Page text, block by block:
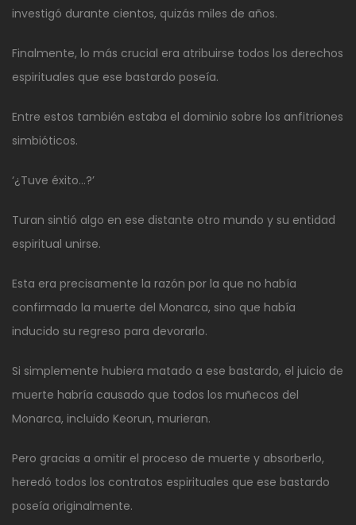
investigó durante cientos, quizás miles de años.
Finalmente, lo más crucial era atribuirse todos los derechos
espirituales que ese bastardo poseía.
Entre estos también estaba el dominio sobre los anfitriones
simbióticos.
‘¿Tuve éxito…?’
Turan sintió algo en ese distante otro mundo y su entidad
espiritual unirse.
Esta era precisamente la razón por la que no había
confirmado la muerte del Monarca, sino que había
inducido su regreso para devorarlo.
Si simplemente hubiera matado a ese bastardo, el juicio de
muerte habría causado que todos los muñecos del
Monarca, incluido Keorun, murieran.
Pero gracias a omitir el proceso de muerte y absorberlo,
heredó todos los contratos espirituales que ese bastardo
poseía originalmente.